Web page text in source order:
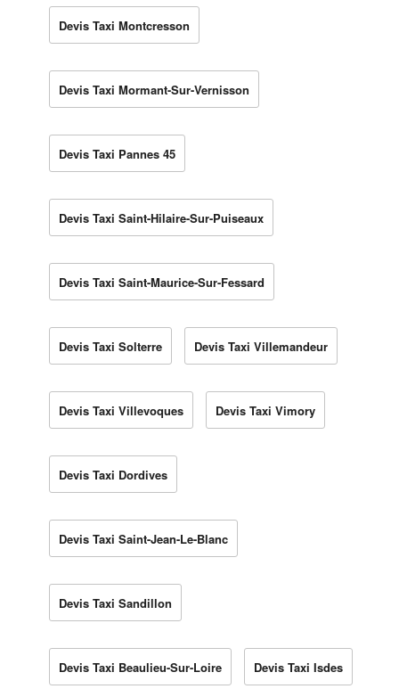
Devis Taxi Montcresson
Devis Taxi Mormant-Sur-Vernisson
Devis Taxi Pannes 45
Devis Taxi Saint-Hilaire-Sur-Puiseaux
Devis Taxi Saint-Maurice-Sur-Fessard
Devis Taxi Solterre Devis Taxi Villemandeur
Devis Taxi Villevoques Devis Taxi Vimory
Devis Taxi Dordives
Devis Taxi Saint-Jean-Le-Blanc
Devis Taxi Sandillon
Devis Taxi Beaulieu-Sur-Loire Devis Taxi Isdes